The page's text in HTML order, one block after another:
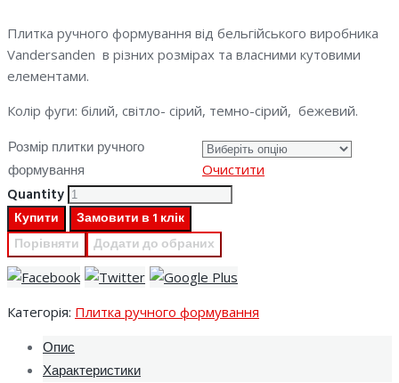
Плитка ручного формування від бельгійського виробника
Vandersanden в різних розмірах та власними кутовими
елементами.
Колір фуги: білий, світло- сірий, темно-сірий, бежевий.
Розмір плитки ручного
формування
Очистити
Quantity
Купити
Замовити в 1 клік
Порівняти
Додати до обраних
Категорія: Плитка ручного формування
Опис
Характеристики